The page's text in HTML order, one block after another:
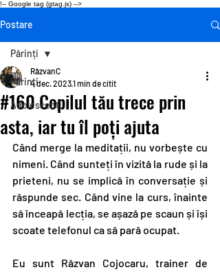
!-- Google tag (gtag.js) -->
Postare
Părinți
Adolescenți
Părinți
#160 Copilul tău trece prin
asta, iar tu îl poți ajuta
RăzvanC
4 dec. 20231 min de citit
Când merge la meditații, nu vorbește cu
nimeni. Când sunteți în vizită la rude și la
prieteni, nu se implică în conversație și
răspunde sec. Când vine la curs, înainte
să înceapă lecția, se așază pe scaun și își
scoate telefonul ca să pară ocupat.
Eu sunt Răzvan Cojocaru, trainer de